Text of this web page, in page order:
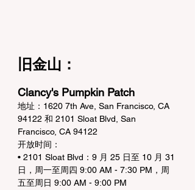
旧金山：
Clancy's Pumpkin Patch
地址：1620 7th Ave, San Francisco, CA
94122 和 2101 Sloat Blvd, San
Francisco, CA 94122
开放时间：
• 2101 Sloat Blvd：9 月 25 日至 10 月 31
日，周一至周四 9:00 AM - 7:30 PM，周
五至周日 9:00 AM - 9:00 PM